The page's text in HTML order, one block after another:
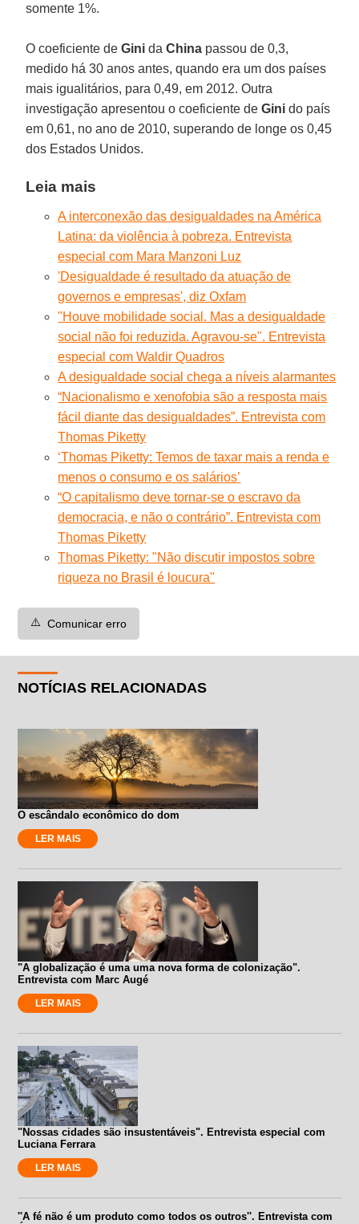
somente 1%.
O coeficiente deGini daChina passou de 0,3,
medido há 30 anos antes, quando era um dos países
mais igualitários, para 0,49, em 2012. Outra
investigação apresentou o coeficiente deGini do país
em 0,61, no ano de 2010, superando de longe os 0,45
dos Estados Unidos.
Leia mais
A interconexão das desigualdades na América
Latina: da violência à pobreza. Entrevista
especial com Mara Manzoni Luz
'Desigualdade é resultado da atuação de
governos e empresas', diz Oxfam
"Houve mobilidade social. Mas a desigualdade
social não foi reduzida. Agravou-se". Entrevista
especial com Waldir Quadros
A desigualdade social chega a níveis alarmantes
“Nacionalismo e xenofobia são a resposta mais
fácil diante das desigualdades”. Entrevista com
Thomas Piketty
‘Thomas Piketty: Temos de taxar mais a renda e
menos o consumo e os salários’
“O capitalismo deve tornar-se o escravo da
democracia, e não o contrário”. Entrevista com
Thomas Piketty
Thomas Piketty: "Não discutir impostos sobre
riqueza no Brasil é loucura"
⚠️ Comunicar erro
NOTÍCIAS RELACIONADAS
O escândalo econômico do dom
LER MAIS
"A globalização é uma uma nova forma de colonização".
Entrevista com Marc Augé
LER MAIS
"Nossas cidades são insustentáveis". Entrevista especial com
Luciana Ferrara
LER MAIS
''A fé não é um produto como todos os outros''. Entrevista com